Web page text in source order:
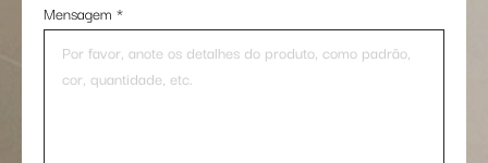
Mensagem *